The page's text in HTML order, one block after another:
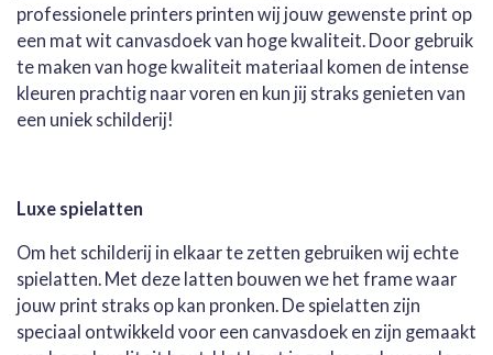
professionele printers printen wij jouw gewenste print op
een mat wit canvasdoek van hoge kwaliteit. Door gebruik
te maken van hoge kwaliteit materiaal komen de intense
kleuren prachtig naar voren en kun jij straks genieten van
een uniek schilderij!
Luxe spielatten
Om het schilderij in elkaar te zetten gebruiken wij echte
spielatten. Met deze latten bouwen we het frame waar
jouw print straks op kan pronken. De spielatten zijn
speciaal ontwikkeld voor een canvasdoek en zijn gemaakt